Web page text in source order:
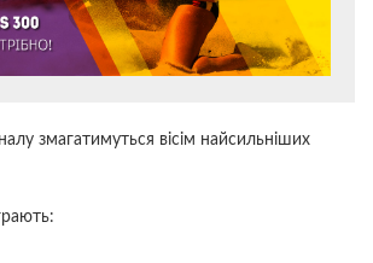
змагатимуться вісім найсильніших